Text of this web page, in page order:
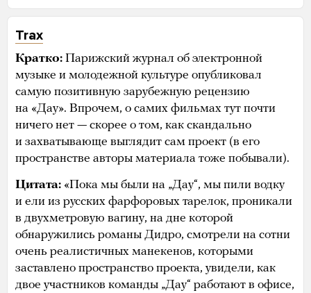
Trax
Кратко: Парижский журнал об электронной
музыке и молодежной культуре опубликовал
самую позитивную зарубежную рецензию
на «Дау». Впрочем, о самих фильмах тут почти
ничего нет — скорее о том, как скандально
и захватывающе выглядит сам проект (в его
пространстве авторы материала тоже побывали).
Цитата: «Пока мы были на „Дау“, мы пили водку
и ели из русских фарфоровых тарелок, проникали
в двухметровую вагину, на дне которой
обнаружились романы Дидро, смотрели на сотни
очень реалистичных манекенов, которыми
заставлено пространство проекта, увидели, как
двое участников команды „Дау“ работают в офисе,